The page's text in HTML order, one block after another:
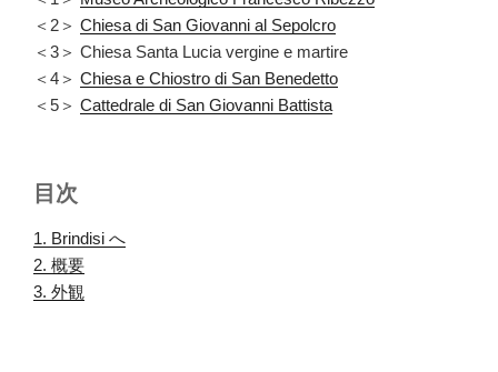
＜2＞ Chiesa di San Giovanni al Sepolcro
＜3＞ Chiesa Santa Lucia vergine e martire
＜4＞ Chiesa e Chiostro di San Benedetto
＜5＞ Cattedrale di San Giovanni Battista
目次
1. Brindisi へ
2. 概要
3. 外観